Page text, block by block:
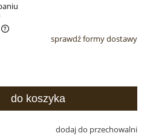
kosztów płatności
sprawdź formy dostawy
do koszyka
dodaj do przechowalni